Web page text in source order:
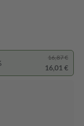
16,87 €
16,01 €